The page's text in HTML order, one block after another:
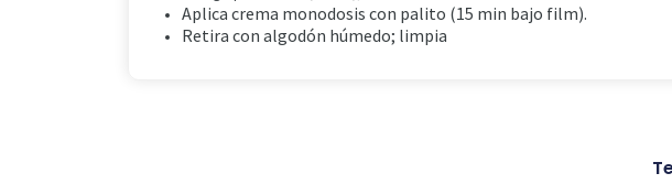
Aplica crema monodosis con palito (15 min bajo film).
Retira con algodón húmedo; limpia